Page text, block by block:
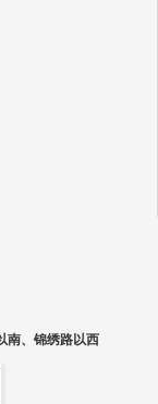
南、锦绣路以西